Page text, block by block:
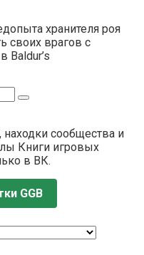
хранителя роя
своих врагов с
сообщества и
Книги игровых
в ВК.
GGB